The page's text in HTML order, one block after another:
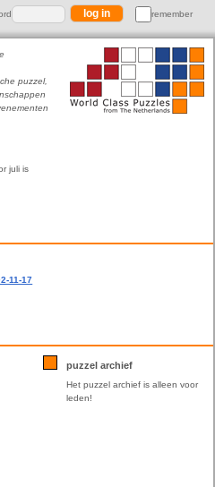
remember
puzzel,
juli is
11-17
puzzel archief
Het puzzel archief is alleen voor
leden!